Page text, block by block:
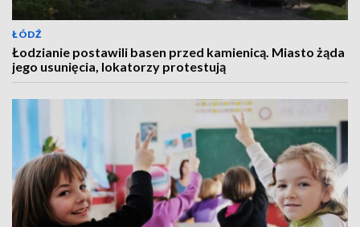
ŁÓDŹ
Łodzianie postawili basen przed kamienicą. Miasto żąda
jego usunięcia, lokatorzy protestują